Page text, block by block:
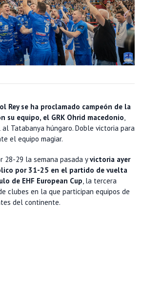
Rey se ha proclamado campeón de la
su equipo, el GRK Ohrid macedonio,
Tatabanya húngaro. Doble victoria para
el equipo magiar.
28-29 la semana pasada yvictoria ayer
por 31-25 en el partido de vuelta
de EHF European Cup, la tercera
clubes en la que participan equipos de
del continente.